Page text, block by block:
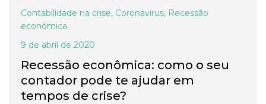
Contabilidade na crise, Coronavírus, Recessão
econômica
9 de abril de 2020
Recessão econômica: como o seu
contador pode te ajudar em
tempos de crise?